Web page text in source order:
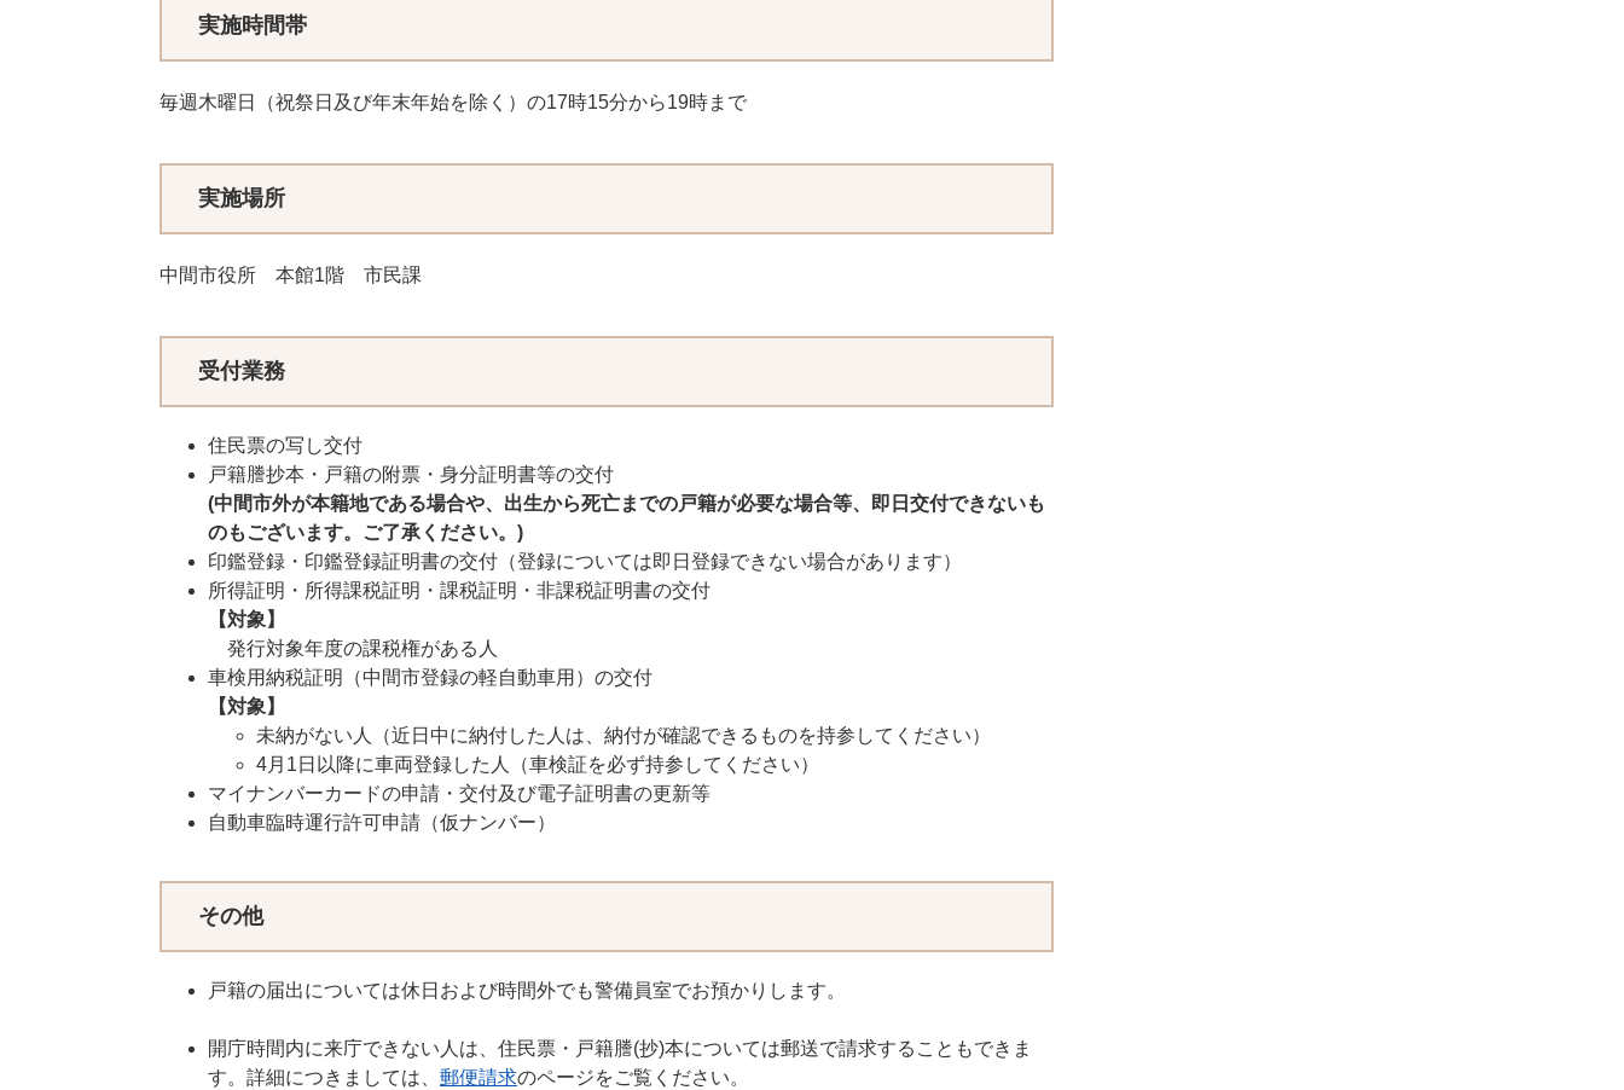
実施時間帯
毎週木曜日（祝祭日及び年末年始を除く）の17時15分から19時まで
実施場所
中間市役所 本館1階 市民課
受付業務
住民票の写し交付
戸籍謄抄本・戸籍の附票・身分証明書等の交付
(中間市外が本籍地である場合や、出生から死亡までの戸籍が必要な場合等、即日交付できないも
のもございます。ご了承ください。)
印鑑登録・印鑑登録証明書の交付（登録については即日登録できない場合があります）
所得証明・所得課税証明・課税証明・非課税証明書の交付
【対象】
発行対象年度の課税権がある人
車検用納税証明（中間市登録の軽自動車用）の交付
【対象】
未納がない人（近日中に納付した人は、納付が確認できるものを持参してください）
4月1日以降に車両登録した人（車検証を必ず持参してください）
マイナンバーカードの申請・交付及び電子証明書の更新等
自動車臨時運行許可申請（仮ナンバー）
その他
戸籍の届出については休日および時間外でも警備員室でお預かりします。
開庁時間内に来庁できない人は、住民票・戸籍謄(抄)本については郵送で請求することもできま
す。詳細につきましては、 郵便請求のページをご覧ください。